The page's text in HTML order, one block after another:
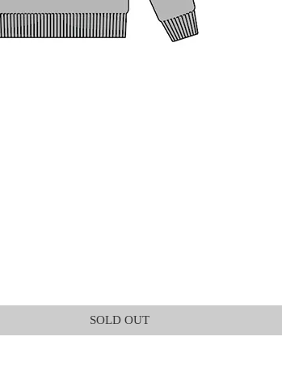
SOLD OUT